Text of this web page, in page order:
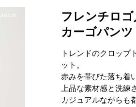
フレンチロ
カーゴパンツ
トレンドのクロップ
ット。
赤みを帯びた落ち着
上品な素材感と洗練
カジュアルながらも